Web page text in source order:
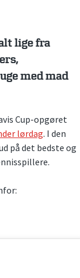
lige fra
med mad
Cup-opgøret
lørdag. I den
på det bedste og